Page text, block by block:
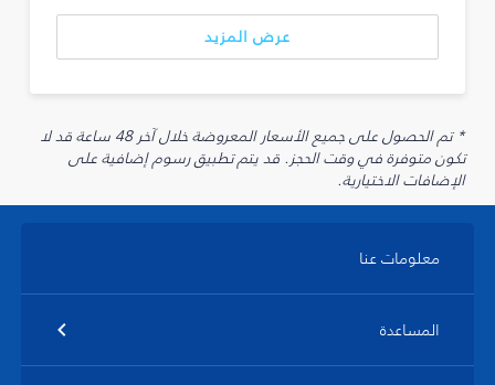
عرض المزيد
* تم الحصول على جميع الأسعار المعروضة خلال آخر 48 ساعة قد لا
تكون متوفرة في وقت الحجز. قد يتم تطبيق رسوم إضافية على
الإضافات الاختيارية.
معلومات عنا
المساعدة